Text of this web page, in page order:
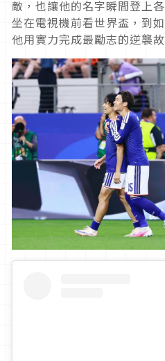
敵，也讓他的名字瞬間登上
坐在電視機前看世界盃，到
他用實力完成最勵志的逆襲故